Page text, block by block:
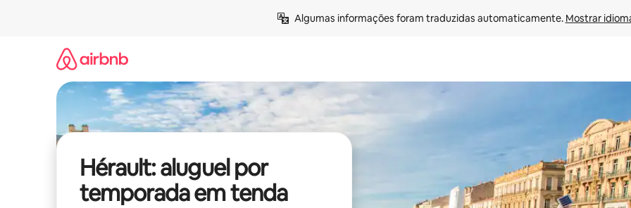
Algumas informações foram traduzidas automaticamente. Mostrar
Hérault: aluguel por
temporada em tenda